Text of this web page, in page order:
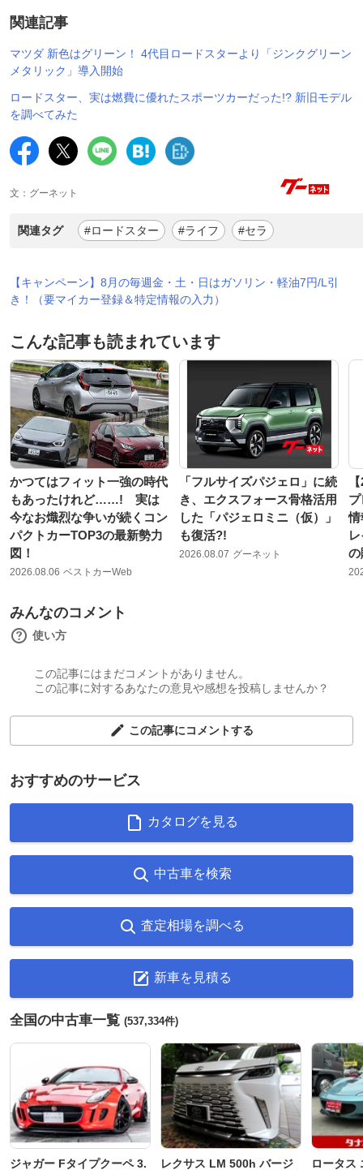
関連記事
マツダ 新色はグリーン！ 4代目ロードスターより「ジンクグリーン
メタリック」導入開始
ロードスター、実は燃費に優れたスポーツカーだった!? 新旧モデル
を調べてみた
文：グーネット
関連タグ #ロードスター #ライフ #セラ
【キャンペーン】8月の毎週金・土・日はガソリン・軽油7円/L引
き！（要マイカー登録＆特定情報の入力）
こんな記事も読まれています
かつてはフィット一強の時代
もあったけれど……! 実は
今なお熾烈な争いが続くコン
パクトカーTOP3の最新勢力
図！
2026.08.06 ベストカーWeb
「フルサイズパジェロ」に続
き、エクスフォース骨格活用
した「パジェロミニ（仮）」
も復活?!
2026.08.07 グーネット
情
の
みんなのコメント
使い方
この記事にはまだコメントがありません。
この記事に対するあなたの意見や感想を投稿しませんか？
この記事にコメントする
おすすめのサービス
カタログを見る
中古車を検索
査定相場を調べる
新車を見積る
全国の中古車一覧 (537,334件)
ジャガー Fタイプクーペ 3. レクサス LM 500h バージ ロータス